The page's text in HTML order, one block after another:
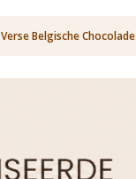
Verse Belgische Chocolade